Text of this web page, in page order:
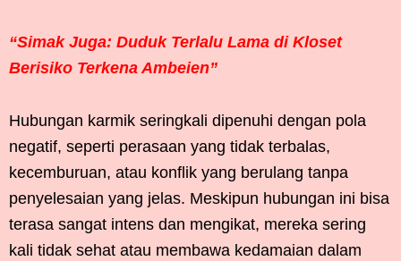
“Simak Juga: Duduk Terlalu Lama di Kloset
Berisiko Terkena Ambeien”
Hubungan karmik seringkali dipenuhi dengan pola
negatif, seperti perasaan yang tidak terbalas,
kecemburuan, atau konflik yang berulang tanpa
penyelesaian yang jelas. Meskipun hubungan ini bisa
terasa sangat intens dan mengikat, mereka sering
kali tidak sehat atau membawa kedamaian dalam